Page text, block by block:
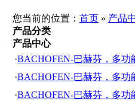
您当前的位置： 首页 » 产品
产品分类
产品中心
·BACHOFEN-巴赫芬，多
·BACHOFEN-巴赫芬，多功
·BACHOFEN-巴赫芬，多